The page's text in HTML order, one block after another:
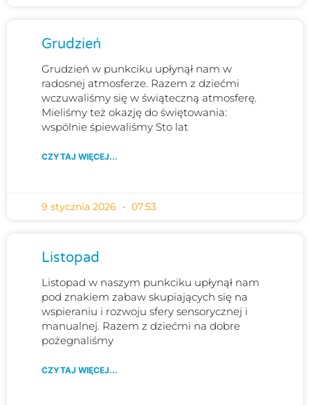
Grudzień
Grudzień w punkciku upłynął nam w
radosnej atmosferze. Razem z dziećmi
wczuwaliśmy się w świąteczną atmosferę.
Mieliśmy też okazję do świętowania:
wspólnie śpiewaliśmy Sto lat
CZYTAJ WIĘCEJ...
9 stycznia 2026 07:53
Listopad
Listopad w naszym punkciku upłynął nam
pod znakiem zabaw skupiających się na
wspieraniu i rozwoju sfery sensorycznej i
manualnej. Razem z dziećmi na dobre
pożegnaliśmy
CZYTAJ WIĘCEJ...